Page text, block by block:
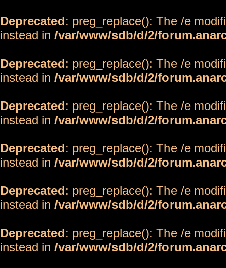
Deprecated: preg_replace(): The /e
instead in /var/www/sdb/d/2/
Deprecated: preg_replace(): The /e
instead in /var/www/sdb/d/2/
Deprecated: preg_replace(): The /e
instead in /var/www/sdb/d/2/
Deprecated: preg_replace(): The /e
instead in /var/www/sdb/d/2/
Deprecated: preg_replace(): The /e
instead in /var/www/sdb/d/2/
Deprecated: preg_replace(): The /e
instead in /var/www/sdb/d/2/